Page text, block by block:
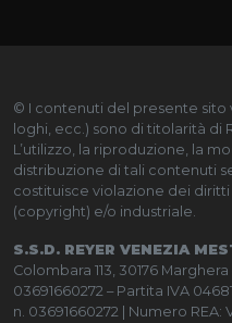
© I contenuti del presente sito
loghi, ecc.) sono di titolarità di
L’utilizzo, la riproduzione, la
distribuzione di tali contenuti
costituisce violazione dei
(copyright) e/o industriale.
S.S.D. REYER VENEZIA
Colombara 113, 30176
03691660272 – Partita IVA
n. 03691660272 | Numero